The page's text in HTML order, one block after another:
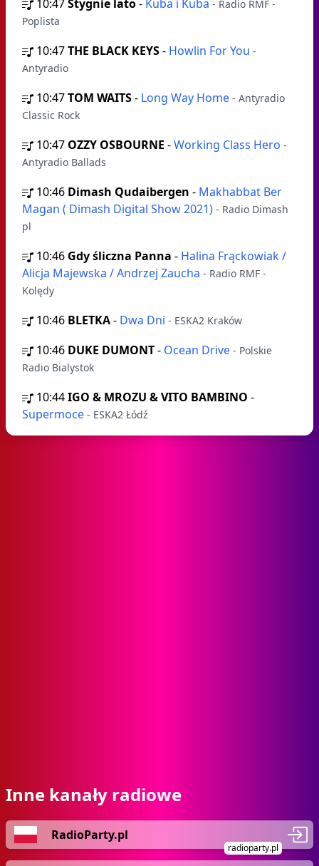
10:47Stygnie lato- Kuba i Kuba - Radio RMF -
Poplista
10:47THE BLACK KEYS- Howlin For You -
Antyradio
10:47TOM WAITS- Long Way Home - Antyradio
Classic Rock
10:47 OZZY OSBOURNE -Working Class Hero -
Antyradio Ballads
10:46 Dimash Qudaibergen - Makhabbat Ber
Magan ( Dimash Digital Show 2021) - Radio Dimash
pl
10:46 Gdy śliczna Panna - Halina Frąckowiak /
Alicja Majewska / Andrzej Zaucha - Radio RMF -
Kolędy
10:46 BLETKA- Dwa Dni - ESKA2 Kraków
10:46 DUKE DUMONT- Ocean Drive - Polskie
Radio Bialystok
10:44IGO & MROZU & VITO BAMBINO -
Supermoce - ESKA2 Łódź
Inne kanały radiowe
RadioParty.pl
radioparty.pl